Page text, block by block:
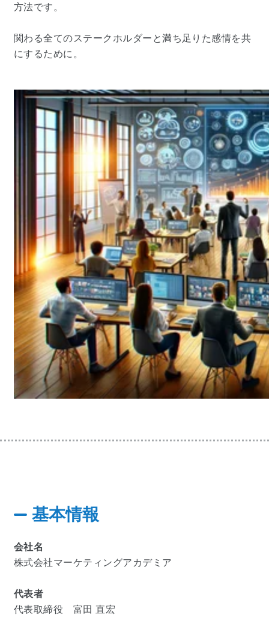
方法です。
関わる全てのステークホルダーと満ち足りた感情を共
にするために。
基本情報
会社名
株式会社マーケティングアカデミア
代表者
代表取締役 富田 直宏